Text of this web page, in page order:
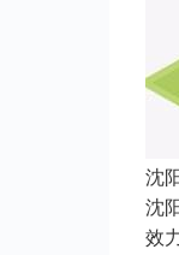
沈
沈
效